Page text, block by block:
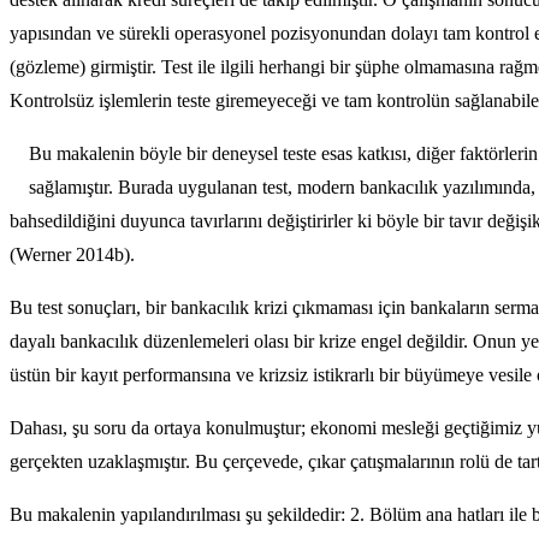
yapısından ve sürekli operasyonel pozisyonundan dolayı tam
(gözleme) girmiştir. Test ile ilgili herhangi bir şüphe olmamasına
Kontrolsüz işlemlerin teste giremeyeceği ve tam kontrolün
Bu makalenin böyle bir deneysel teste esas katkısı, diğer faktörlerin
sağlamıştır. Burada uygulanan test, modern bankacılık
bahsedildiğini duyunca tavırlarını değiştirirler ki böyle bir tavır
(Werner 2014b).
Bu test sonuçları, bir bankacılık krizi çıkmaması için bankaların
dayalı bankacılık düzenlemeleri olası bir krize engel değildir. Onun
üstün bir kayıt performansına ve krizsiz istikrarlı bir büyümeye vesile
Dahası, şu soru da ortaya konulmuştur; ekonomi mesleği geçtiğimiz
gerçekten uzaklaşmıştır. Bu çerçevede, çıkar çatışmalarının rolü de
Bu makalenin yapılandırılması şu şekildedir: 2. Bölüm ana hatları